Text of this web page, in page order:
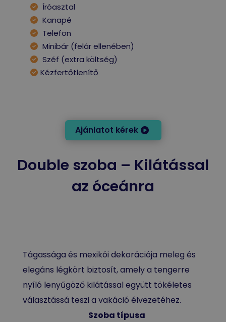
Íróasztal
Kanapé
Telefon
Minibár (felár ellenében)
Széf (extra költség)
Kézfertőtlenítő
Ajánlatot kérek
Double szoba – Kilátással
az óceánra
Tágassága és mexikói dekorációja meleg és
elegáns légkört biztosít, amely a tengerre
nyíló lenyűgöző kilátással együtt tökéletes
választássá teszi a vakáció élvezetéhez.
Szoba típusa